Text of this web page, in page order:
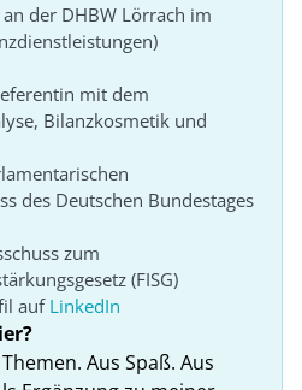
der DHBW Lörrach im
mit dem
Bilanzkosmetik und
des Deutschen Bundestages
zum
(FISG)
auf LinkedIn
Aus Spaß. Aus